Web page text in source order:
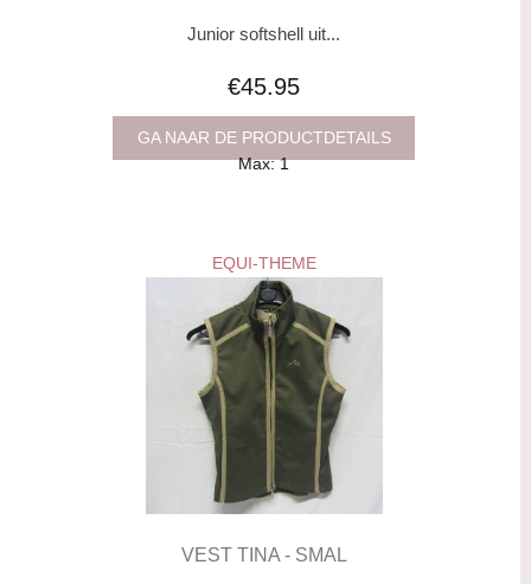
Junior softshell uit...
€45.95
GA NAAR DE PRODUCTDETAILS
Max: 1
EQUI-THEME
VEST TINA - SMAL